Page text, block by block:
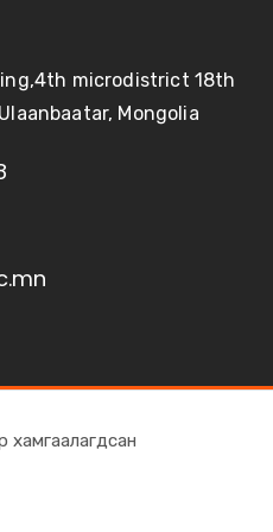
microdistrict 18th
Mongolia
хамгаалагдсан